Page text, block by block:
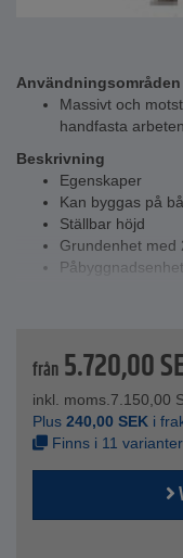
Användningsområden
Massivt och
handfasta arbeten
Beskrivning
Egenskaper
Kan byggas på
Ställbar höjd
Grundenhet med
Bänkskiva - limträ
Bärlast - 700-
Totalhöjd - 870
Färg - ljusgrå
Andra fäger på
från 5.720,00
inkl. moms.7.150,00
Plus 240,00 SEK i
Finns i 11 varianter